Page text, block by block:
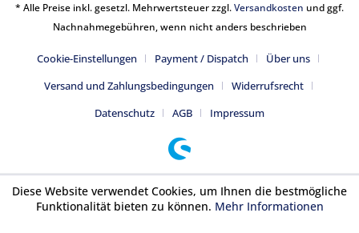
* Alle Preise inkl. gesetzl. Mehrwertsteuer zzgl.Versandkosten und ggf.
Nachnahmegebühren, wenn nicht anders beschrieben
Cookie-Einstellungen Payment / Dispatch
Über uns
Versand und Zahlungsbedingungen
Widerrufsrecht
Datenschutz
AGB Impressum
Diese Website verwendet Cookies, um Ihnen die bestmögliche
Funktionalität bieten zu können. Mehr Informationen